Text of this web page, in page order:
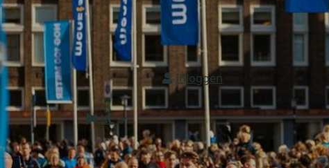
Inloggen
NL